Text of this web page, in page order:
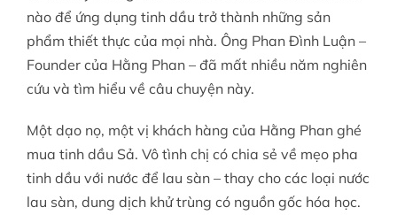
nào để ứng dụng tinh dầu trở thành những sản
phẩm thiết thực của mọi nhà. Ông Phan Đình Luận –
Founder của Hằng Phan – đã mất nhiều năm nghiên
cứu và tìm hiểu về câu chuyện này.
Một dạo nọ, một vị khách hàng của Hằng Phan ghé
mua tinh dầu Sả. Vô tình chị có chia sẻ về mẹo pha
tinh dầu với nước để lau sàn – thay cho các loại nước
lau sàn, dung dịch khử trùng có nguồn gốc hóa học.